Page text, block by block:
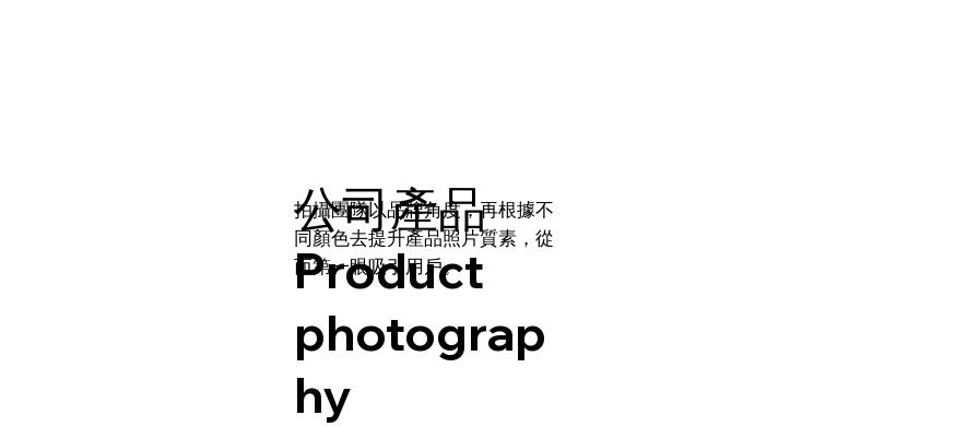
公司產品
Product
photograp
hy
拍攝團隊以品牌角度，再根據不
同顏色去提升產品照片質素，從
而第一眼吸引用戶。